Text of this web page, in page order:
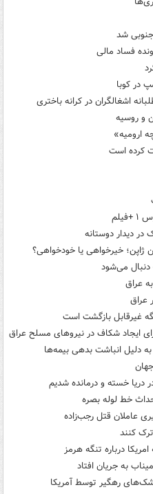
شد
فساد مالی
در کوبا
اشغالگران در کرانه باختری
و روسیه
ارومیه»
کرده است
در دیدار دوستانه
ژاپن؛ خیرخواهی یا خودخواهی؟
دنبال می‌شود
عراق
غیرقابل بازگشت است
ایجاد شکاف در نیروهای مسلح عراق
دلیل انباشت بدهی بیمه‌ها
خط لوله بصره
عاملان قتل رجب‌زاده
کنند
درباره تنگه هرمز
به جریان افتاد
رهگیر توسط آمریکا